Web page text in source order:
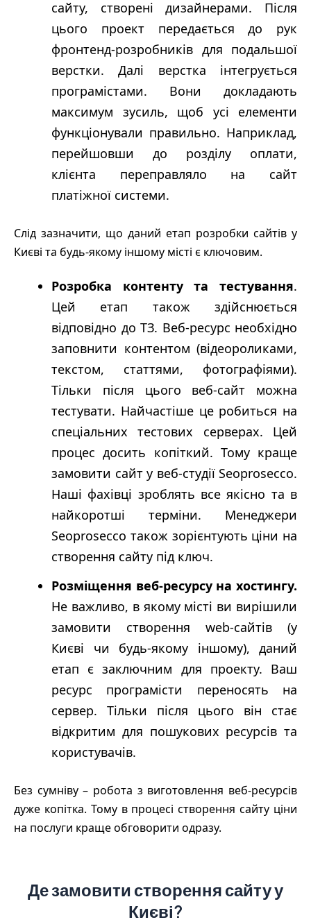
сайту, створені дизайнерами. Після
цього проект передається до рук
фронтенд-розробників для подальшої
верстки. Далі верстка інтегрується
програмістами. Вони докладають
максимум зусиль, щоб усі елементи
функціонували правильно. Наприклад,
перейшовши до розділу оплати,
клієнта переправляло на сайт
платіжної системи.
Слід зазначити, що даний етап розробки сайтів у
Києві та будь-якому іншому місті є ключовим.
Розробка контенту та тестування.
Цей етап також здійснюється
відповідно до ТЗ. Веб-ресурс необхідно
заповнити контентом (відеороликами,
текстом, статтями, фотографіями).
Тільки після цього веб-сайт можна
тестувати. Найчастіше це робиться на
спеціальних тестових серверах. Цей
процес досить копіткий. Тому краще
замовити сайт у веб-студії Seoprosecco.
Наші фахівці зроблять все якісно та в
найкоротші терміни. Менеджери
Seoprosecco також зорієнтують ціни на
створення сайту під ключ.
Розміщення веб-ресурсу на хостингу.
Не важливо, в якому місті ви вирішили
замовити створення web-сайтів (у
Києві чи будь-якому іншому), даний
етап є заключним для проекту. Ваш
ресурс програмісти переносять на
сервер. Тільки після цього він стає
відкритим для пошукових ресурсів та
користувачів.
Без сумніву – робота з виготовлення веб-ресурсів
дуже копітка. Тому в процесі створення сайту ціни
на послуги краще обговорити одразу.
Де замовити створення сайту у
Києві?